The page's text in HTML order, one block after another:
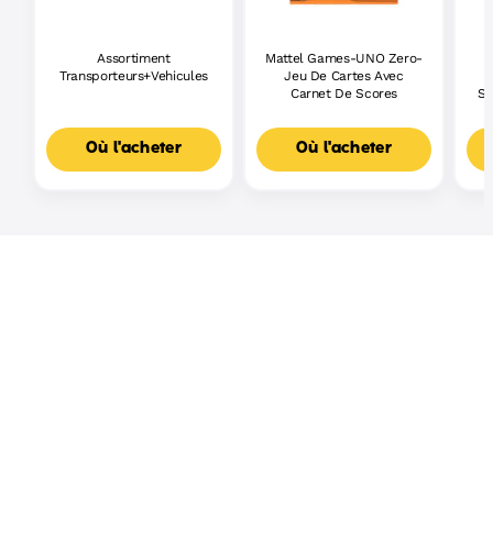
Assortiment
Transporteurs+Vehicules
Où l'acheter
Mattel Games-UNO Zero-
Jeu De Cartes Avec
Carnet De Scores
Où l'acheter